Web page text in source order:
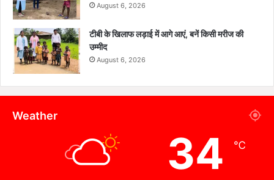
August 6, 2026
टीबी के खिलाफ लड़ाई में आगे आएं, बनें किसी मरीज की
उम्मीद
August 6, 2026
Weather
34 ℃